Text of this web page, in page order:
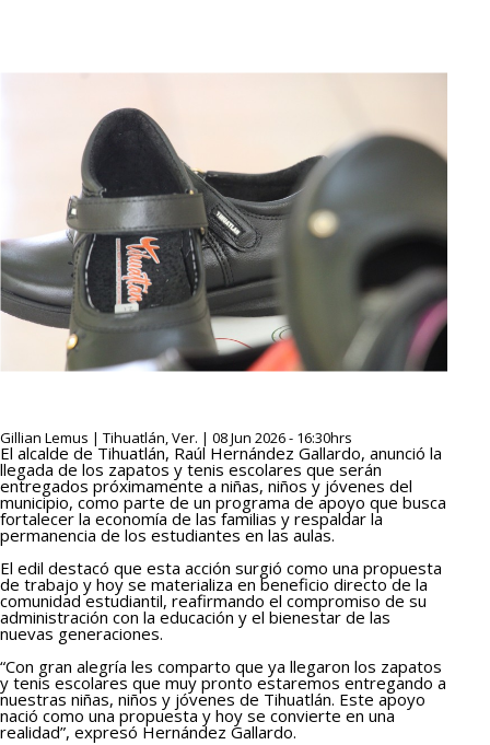
Gillian Lemus | Tihuatlán, Ver. | 08 Jun 2026 - 16:30hrs
El alcalde de Tihuatlán, Raúl Hernández Gallardo, anunció la
llegada de los zapatos y tenis escolares que serán
entregados próximamente a niñas, niños y jóvenes del
municipio, como parte de un programa de apoyo que busca
fortalecer la economía de las familias y respaldar la
permanencia de los estudiantes en las aulas.
El edil destacó que esta acción surgió como una propuesta
de trabajo y hoy se materializa en beneficio directo de la
comunidad estudiantil, reafirmando el compromiso de su
administración con la educación y el bienestar de las
nuevas generaciones.
“Con gran alegría les comparto que ya llegaron los zapatos
y tenis escolares que muy pronto estaremos entregando a
nuestras niñas, niños y jóvenes de Tihuatlán. Este apoyo
nació como una propuesta y hoy se convierte en una
realidad”, expresó Hernández Gallardo.